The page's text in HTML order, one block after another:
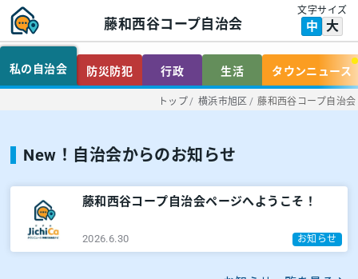
藤和西谷コープ自治会
文字サイズ
中 大
私の自治会 防災防犯 行政 生活 タウンニュース
トップ / 横浜市旭区 / 藤和西谷コープ自治会
New！自治会からのお知らせ
藤和西谷コープ自治会ページへようこそ！
2026.6.30 お知らせ